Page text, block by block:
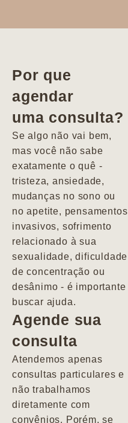
Por que
agendar
uma consulta?
Se algo não vai bem,
mas você não sabe
exatamente o quê -
tristeza, ansiedade,
mudanças no sono ou
no apetite, pensamentos
invasivos, sofrimento
relacionado à sua
sexualidade, dificuldade
de concentração ou
desânimo - é importante
buscar ajuda.
Agende sua
consulta
Atendemos apenas
consultas particulares e
não trabalhamos
diretamente com
convênios. Porém, se